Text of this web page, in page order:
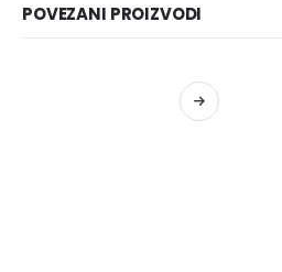
POVEZANI PROIZVODI